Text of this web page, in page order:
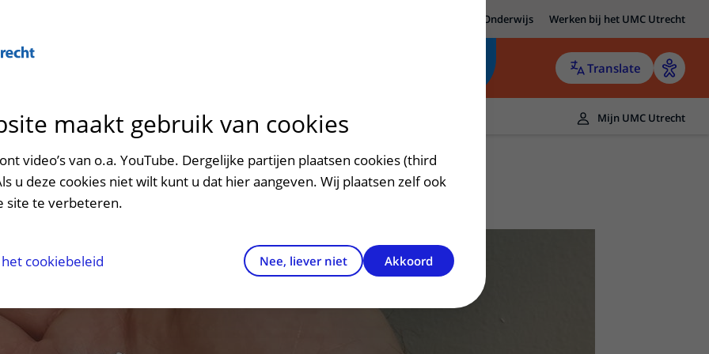
Onderwijs Werken bij het UMC Utrecht
Translate
patiëntportaal
het ziekenhuis
en voorzieningen
en veiligheid
Contact en route
Contactgegevens
Verwijzers
Teleconsult aanvragen
Zorgverlenersportaal
Mijn UMC Utrecht
maakt gebruik van cookies
video’s van o.a. YouTube. Dergelijke partijen plaatsen cookies (third
u deze cookies niet wilt kunt u dat hier aangeven. Wij plaatsen zelf ook
site te verbeteren.
cookiebeleid Nee, liever niet Akkoord